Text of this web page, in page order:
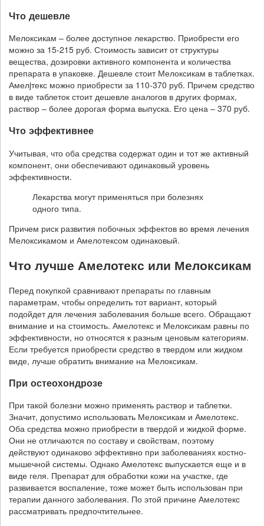
Что дешевле
Мелоксикам – более доступное лекарство. Приобрести его
можно за 15-215 руб. Стоимость зависит от структуры
вещества, дозировки активного компонента и количества
препарата в упаковке. Дешевле стоит Мелоксикам в таблетках.
Амелjтекс можно приобрести за 110-370 руб. Причем средство
в виде таблеток стоит дешевле аналогов в других формах,
раствор – более дорогая форма выпуска. Его цена – 370 руб.
Что эффективнее
Учитывая, что оба средства содержат один и тот же активный
компонент, они обеспечивают одинаковый уровень
эффективности.
Лекарства могут применяться при болезнях
одного типа.
Причем риск развития побочных эффектов во время лечения
Мелоксикамом и Амелотексом одинаковый.
Что лучше Амелотекс или Мелоксикам
Перед покупкой сравнивают препараты по главным
параметрам, чтобы определить тот вариант, который
подойдет для лечения заболевания больше всего. Обращают
внимание и на стоимость. Амелотекс и Мелоксикам равны по
эффективности, но относятся к разным ценовым категориям.
Если требуется приобрести средство в твердом или жидком
виде, лучше обратить внимание на Мелоксикам.
При остеохондрозе
При такой болезни можно применять раствор и таблетки.
Значит, допустимо использовать Мелоксикам и Амелотекс.
Оба средства можно приобрести в твердой и жидкой форме.
Они не отличаются по составу и свойствам, поэтому
действуют одинаково эффективно при заболеваниях костно-
мышечной системы. Однако Амелотекс выпускается еще и в
виде геля. Препарат для обработки кожи на участке, где
развивается воспаление, тоже может быть использован при
терапии данного заболевания. По этой причине Амелотекс
рассматривать предпочтительнее.